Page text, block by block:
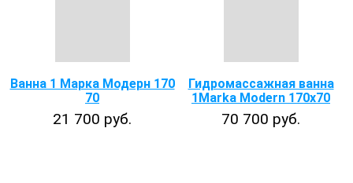
Ванна 1 Марка Модерн 170
70
21 700 руб.
Гидромассажная ванна
1Marka Modern 170x70
70 700 руб.